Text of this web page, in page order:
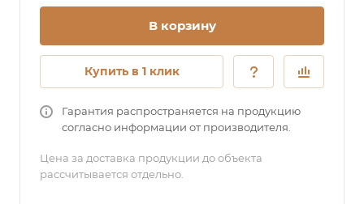
В корзину
Купить в 1 клик
Гарантия распространяется на продукцию
согласно информации от производителя.
Цена за доставка продукции до объекта
рассчитывается отдельно.